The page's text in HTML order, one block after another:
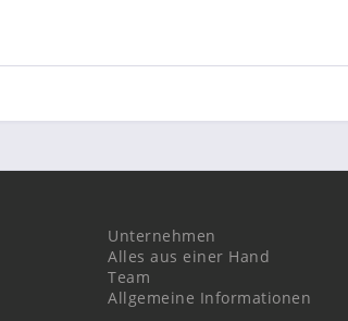
Unternehmen
Alles aus einer Hand
Team
Allgemeine Informationen